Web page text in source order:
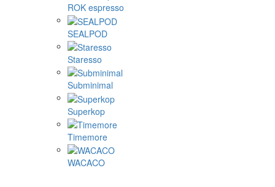
ROK espresso
SEALPOD
Staresso
Subminimal
Superkop
Timemore
WACACO